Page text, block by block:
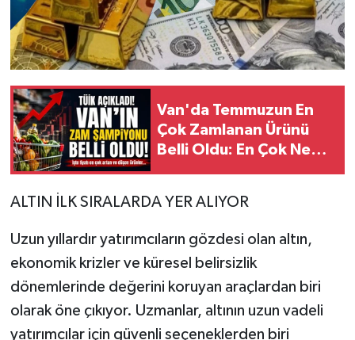
Van'da Temmuzun En
Çok Zamlanan Ürünü
Belli Oldu: En Çok Ne
ALTIN İLK SIRALARDA YER ALIYOR
Uzun yıllardır yatırımcıların gözdesi olan altın,
ekonomik krizler ve küresel belirsizlik
dönemlerinde değerini koruyan araçlardan biri
olarak öne çıkıyor. Uzmanlar, altının uzun vadeli
yatırımcılar için güvenli seçeneklerden biri